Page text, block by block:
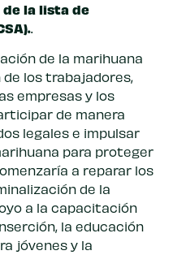
la lista de
.
de la marihuana
los trabajadores,
empresas y los
de manera
legales e impulsar
para proteger
a reparar los
de la
a la capacitación
la educación
jóvenes y la